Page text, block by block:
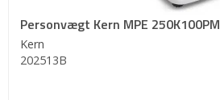
Personvægt Kern MPE 250K100PM
Kern
202513B